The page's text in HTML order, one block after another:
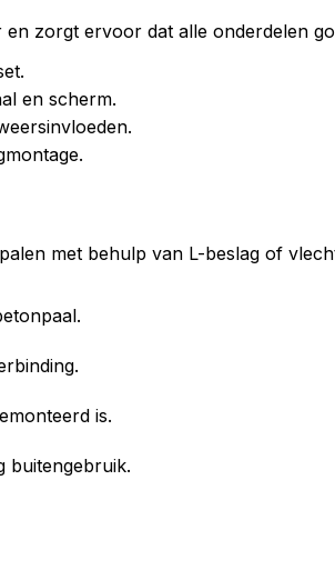
zorgt ervoor dat alle onderdelen
en scherm.
met behulp van L-beslag of
is.
buitengebruik.